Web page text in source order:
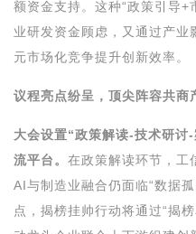
额资金支持。这种“政策引导+
业研发资金顾虑，又通过产
元市场化竞争提升创新效率。
议程亮点纷呈，顶尖阵容共商
大会设置“政策解读-技术研讨
流平台。 在政策解读环节，工
AI与制造业融合仍面临“数据
点，揭榜挂帅行动将通过“揭